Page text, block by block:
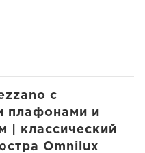
с
плафонами и
| классический
Omnilux